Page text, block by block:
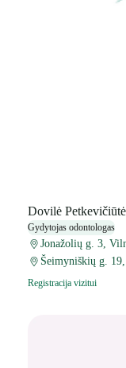
Dovilė Petkevičiūtė
Gydytojas odontologas
Jonažolių g. 3,
Šeimyniškių g.
Registracija vizitui